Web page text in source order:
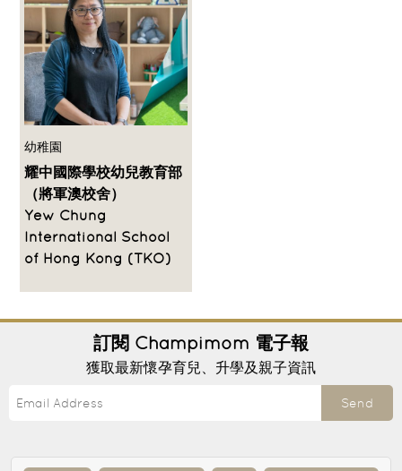
幼稚園
耀中國際學校幼兒教育部
（將軍澳校舍）
Yew Chung
International School
of Hong Kong (TKO)
訂閱 Champimom 電子報
獲取最新懷孕育兒、升學及親子資訊
Send